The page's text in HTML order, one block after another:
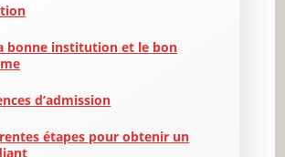
bonne institution et le bon
d’admission
étapes pour obtenir un